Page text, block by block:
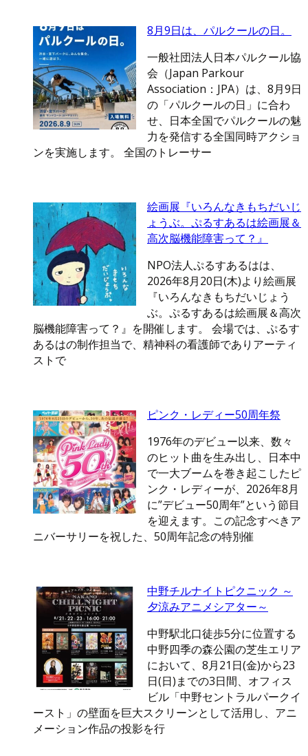
8月9日は、パルクールの日。
一般社団法人日本パルクール協
会（Japan Parkour
Association：JPA）は、8月9日
の「パルクールの日」に合わ
せ、日本全国でパルクールの魅
力を発信する全国同時アクショ
ンを実施します。 全国のトレーサー
絵画展『いろんなきもちだいじ
ょうぶ。ぷるすあるは絵画展＆
高次脳機能障害って？』
NPO法人ぷるすあるはは、
2026年8月20日(木)より絵画展
『いろんなきもちだいじょう
ぶ。ぷるすあるは絵画展＆高次
脳機能障害って？』を開催します。 会場では、ぷるす
あるはの制作担当で、精神科の看護師でありアーティ
ストで
ピンク・レディー50周年祭
1976年のデビュー以来、数々
のヒット曲を生み出し、日本中
で一大ブームを巻き起こしたピ
ンク・レディーが、2026年8月
に”デビュー50周年”という節目
を迎えます。この記念すべきア
ニバーサリーを祝した、50周年記念の特別催
中野チルナイトピクニック ～
夕涼みアニメシアター～
中野駅北口徒歩5分に位置する
中野四季の森公園の芝生エリア
において、8月21日(金)から23
日(日)までの3日間、オフィス
ビル「中野セントラルパークイ
ースト」の壁面を巨大スクリーンとして活用し、アニ
メーション作品の投影を行